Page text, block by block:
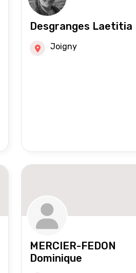
Desgranges Laetitia
Joigny
MERCIER-FEDON
Dominique